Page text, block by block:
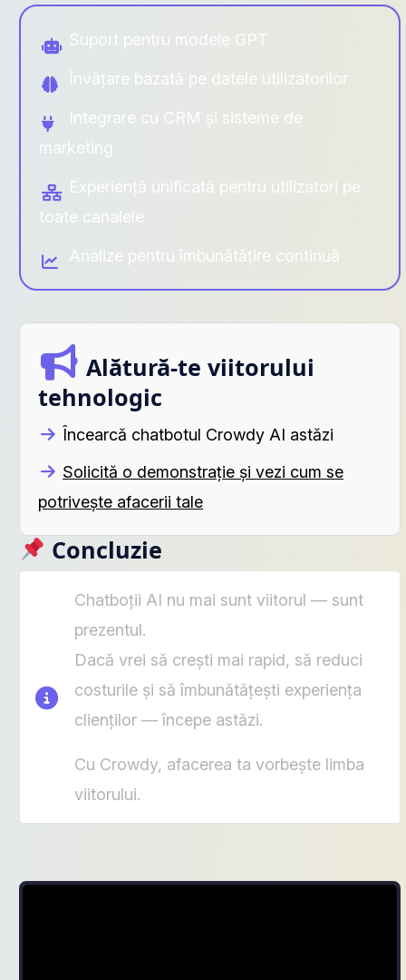
Suport pentru modele GPT
Învățare bazată pe datele utilizatorilor
Integrare cu CRM și sisteme de
marketing
Experiență unificată pentru utilizatori pe
toate canalele
Analize pentru îmbunătățire continuă
Alătură-te viitorului
tehnologic
Încearcă chatbotul Crowdy AI astăzi
Solicită o demonstrație și vezi cum se
potrivește afacerii tale
Concluzie
Chatboții AI nu mai sunt viitorul — sunt
prezentul.
Dacă vrei să crești mai rapid, să reduci
costurile și să îmbunătățești experiența
clienților — începe astăzi.
Cu Crowdy, afacerea ta vorbește limba
viitorului.